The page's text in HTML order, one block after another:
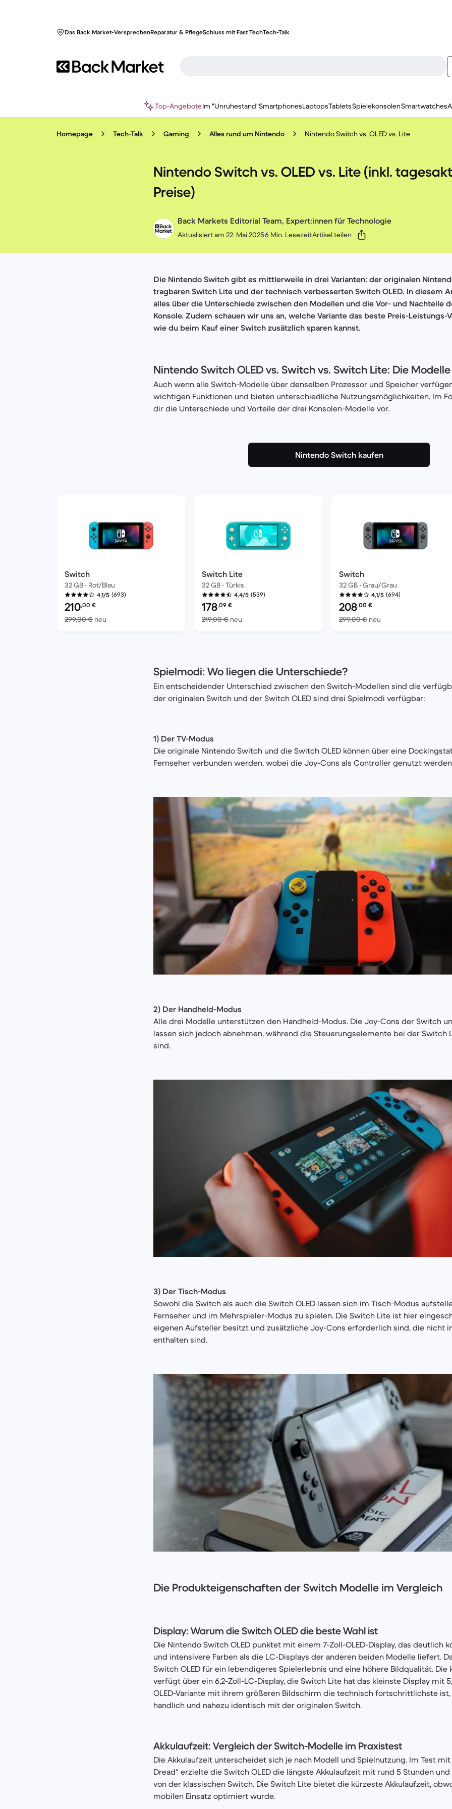
Das Back Market-VersprechenReparatur & PflegeSchluss mit Fast TechTech-Talk
Top-AngeboteIm "Unruhestand"SmartphonesLaptopsTabletsSpielekonsolenSmartwatches
Homepage Tech-Talk Gaming Alles rund um Nintendo Nintendo Switch vs. OLED vs. Lite
Nintendo Switch vs. OLED vs. Lite (inkl.
Preise)
Back Markets Editorial Team, Expert:innen für Technologie
Aktualisiert am 22. Mai 20256 Min. LesezeitArtikel teilen
Die Nintendo Switch gibt es mittlerweile in drei Varianten: der originalen
tragbaren Switch Lite und der technisch verbesserten Switch OLED. In diesem
alles über die Unterschiede zwischen den Modellen und die Vor- und Nachteile
Konsole. Zudem schauen wir uns an, welche Variante das beste Preis-Leistungs-
wie du beim Kauf einer Switch zusätzlich sparen kannst.
Nintendo Switch OLED vs. Switch vs. Switch Lite: Die
Auch wenn alle Switch-Modelle über denselben Prozessor und Speicher
wichtigen Funktionen und bieten unterschiedliche Nutzungsmöglichkeiten. Im
dir die Unterschiede und Vorteile der drei Konsolen-Modelle vor.
Nintendo Switch kaufen
Switch
32 GB • Rot/Blau
4,1/5 (693)
Preis des erneuerten Produkts:
210,00 €
299,00 € neu Im Vergleich zum Neupreis von 299,00 €
Switch Lite
32 GB • Türkis
4,4/5 (539)
Preis des erneuerten Produkts:
178,09 €
219,00 € neu Im Vergleich zum Neupreis von 219,00 €
Switch
32 GB • Grau/Grau
4,1/5 (694)
Preis des erneuerten Produkts:
208,00 €
299,00 € neu Im Vergleich zum
Spielmodi: Wo liegen die Unterschiede?
Ein entscheidender Unterschied zwischen den Switch-Modellen sind die
der originalen Switch und der Switch OLED sind drei Spielmodi verfügbar:
1) Der TV-Modus
Die originale Nintendo Switch und die Switch OLED können über eine
Fernseher verbunden werden, wobei die Joy-Cons als Controller genutzt
2) Der Handheld-Modus
Alle drei Modelle unterstützen den Handheld-Modus. Die Joy-Cons der Switch
lassen sich jedoch abnehmen, während die Steuerungselemente bei der Switch
sind.
3) Der Tisch-Modus
Sowohl die Switch als auch die Switch OLED lassen sich im Tisch-Modus
Fernseher und im Mehrspieler-Modus zu spielen. Die Switch Lite ist hier
eigenen Aufsteller besitzt und zusätzliche Joy-Cons erforderlich sind, die nicht
enthalten sind.
Die Produkteigenschaften der Switch Modelle im Vergleich
Display: Warum die Switch OLED die beste Wahl ist
Die Nintendo Switch OLED punktet mit einem 7-Zoll-OLED-Display, das deutlich
und intensivere Farben als die LC-Displays der anderen beiden Modelle liefert.
Switch OLED für ein lebendigeres Spielerlebnis und eine höhere Bildqualität. Die
verfügt über ein 6,2-Zoll-LC-Display, die Switch Lite hat das kleinste Display mit
OLED-Variante mit ihrem größeren Bildschirm die technisch fortschrittlichste
handlich und nahezu identisch mit der originalen Switch.
Akkulaufzeit: Vergleich der Switch-Modelle im Praxistest
Die Akkulaufzeit unterscheidet sich je nach Modell und Spielnutzung. Im Test
Dread“ erzielte die Switch OLED die längste Akkulaufzeit mit rund 5 Stunden
von der klassischen Switch. Die Switch Lite bietet die kürzeste Akkulaufzeit,
mobilen Einsatz optimiert wurde.